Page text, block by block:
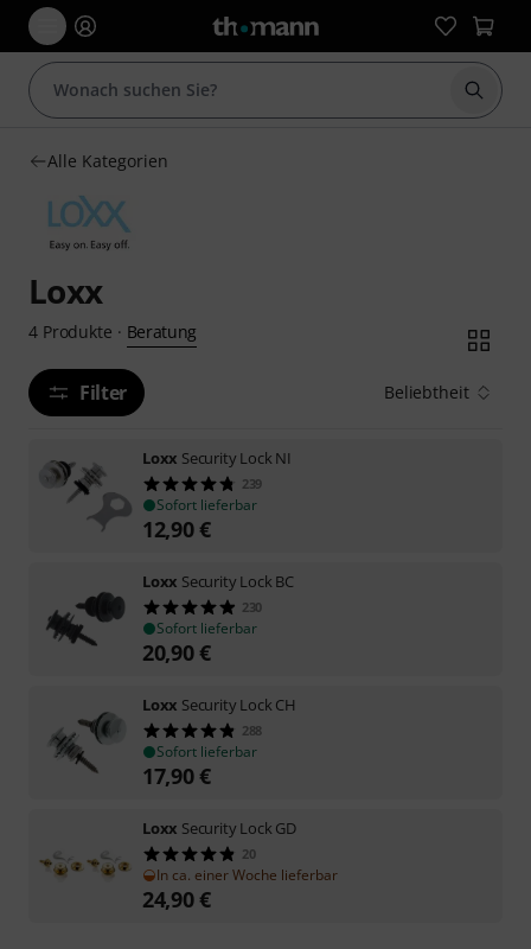
Suche
Alle Kategorien
Loxx
4 Produkte · Beratung
Filter Beliebtheit
Loxx Security Lock NI
239
Sofort lieferbar
12,90€
Loxx Security Lock BC
230
Sofort lieferbar
20,90€
Loxx Security Lock CH
288
Sofort lieferbar
17,90€
Loxx Security Lock GD
20
In ca. einer Woche lieferbar
24,90€